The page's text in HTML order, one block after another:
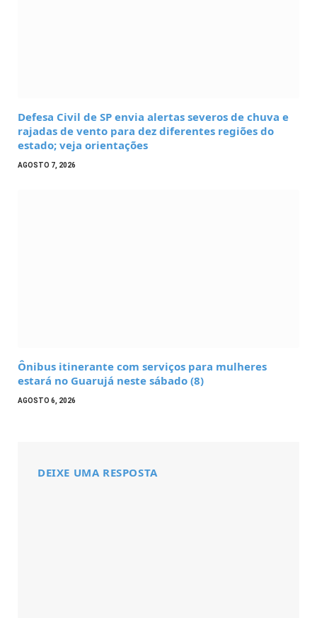
Defesa Civil de SP envia alertas severos de chuva e
rajadas de vento para dez diferentes regiões do
estado; veja orientações
AGOSTO 7, 2026
Ônibus itinerante com serviços para mulheres
estará no Guarujá neste sábado (8)
AGOSTO 6, 2026
DEIXE UMA RESPOSTA